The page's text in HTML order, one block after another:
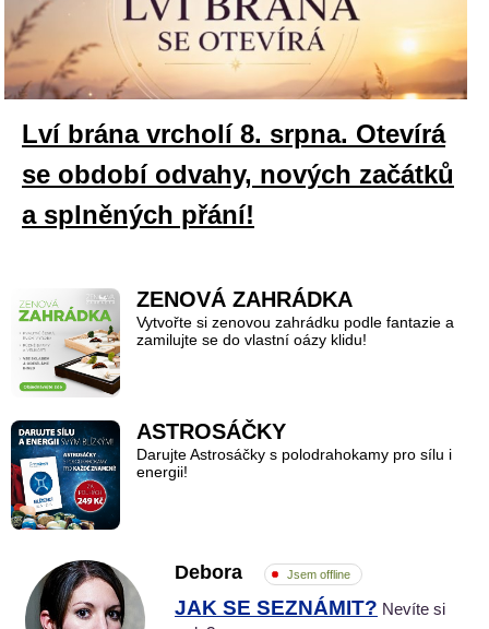
Lví brána vrcholí 8. srpna. Otevírá
se období odvahy, nových začátků
a splněných přání!
ZENOVÁ ZAHRÁDKA
Vytvořte si zenovou zahrádku podle fantazie a
zamilujte se do vlastní oázy klidu!
ASTROSÁČKY
Darujte Astrosáčky s polodrahokamy pro sílu i
energii!
Debora Jsem offline
JAK SE SEZNÁMIT? Nevíte si